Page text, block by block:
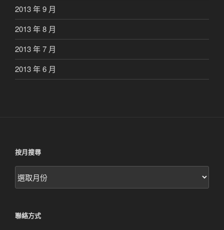
2013 年 9 月
2013 年 8 月
2013 年 7 月
2013 年 6 月
按月搜尋
按
月
聯絡方式